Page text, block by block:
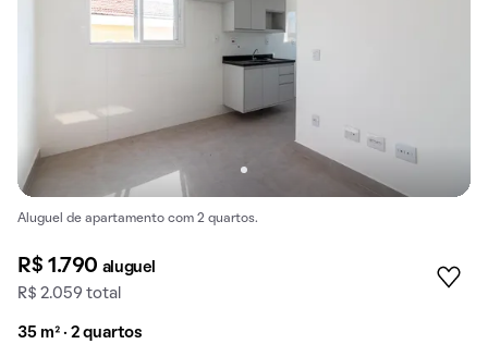
Aluguel de apartamento com 2 quartos.
R$ 1.790 aluguel
R$ 2.059 total
35 m² · 2 quartos